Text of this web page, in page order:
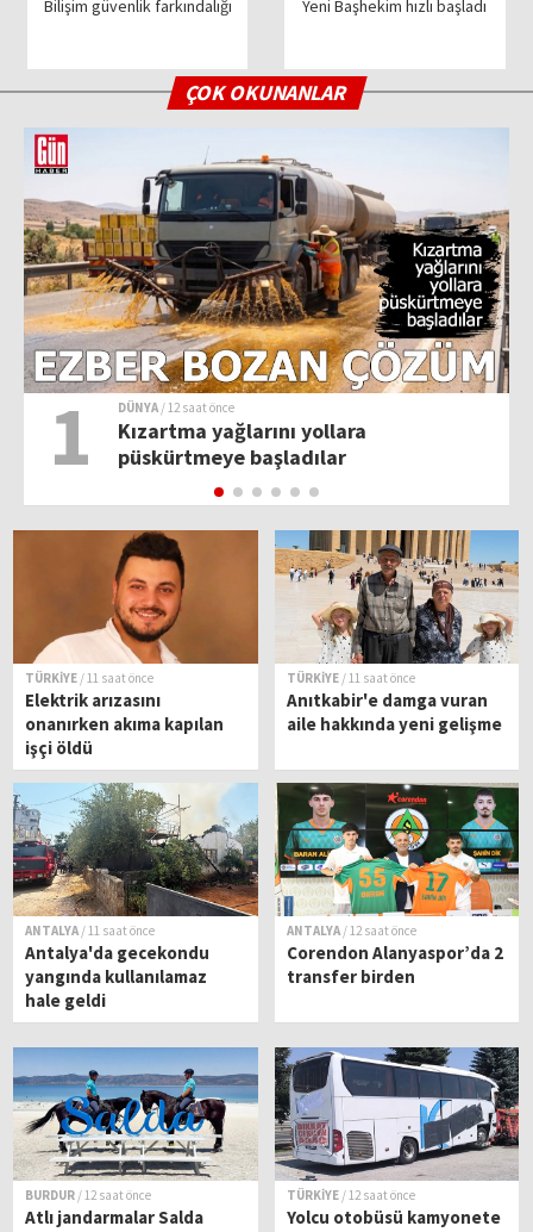
Bilişim güvenlik farkındalığı
Yeni Başhekim hızlı başladı
ÇOK OKUNANLAR
1 DÜNYA / 12 saat önce
Kızartma yağlarını yollara
püskürtmeye başladılar
TÜRKİYE / 11 saat önce
Elektrik arızasını
onanırken akıma kapılan
işçi öldü
TÜRKİYE / 11 saat önce
Anıtkabir'e damga vuran
aile hakkında yeni gelişme
ANTALYA / 11 saat önce
Antalya'da gecekondu
yangında kullanılamaz
hale geldi
ANTALYA / 12 saat önce
Corendon Alanyaspor’da 2
transfer birden
BURDUR / 12 saat önce
Atlı jandarmalar Salda
TÜRKİYE / 12 saat önce
Yolcu otobüsü kamyonete